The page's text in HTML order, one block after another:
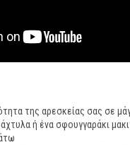
της αρεσκείας σας σε
ή ένα σφουγγαράκι